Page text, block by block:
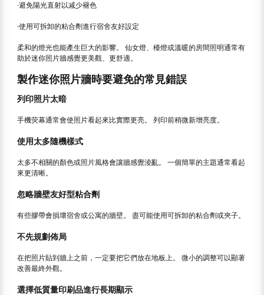
·避免陽光直射以减少褪色
·使用可拆卸的粘合劑進行宿舍友好設定
柔和的燈光也能產生巨大的影響。 仙女燈、檯燈或溫暖的房間照明通常有
助於迷你照片牆感覺更美觀、更舒適。
製作迷你照片牆時要避免的常見錯誤
列印照片太暗
手機荧幕通常會使照片看起來比實際更亮。 列印前稍微新增亮度。
使用太多隨機樣式
太多不相關的顏色或照片風格會讓牆感覺淩亂。 一個簡單的主題通常看起
來更清晰。
忽略牆壁友好型粘合劑
有些膠帶會損壞宿舍或公寓的牆壁。 盡可能使用可拆卸的粘合劑或夾子。
不先規劃佈局
在把照片貼到牆上之前，一定要把它們放在地板上。 微小的調整可以顯著
改善最終外觀。
選擇低質量印刷品進行長期顯示